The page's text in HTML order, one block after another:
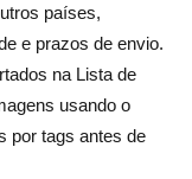
países,
e prazos de envio.
na Lista de
usando o
por tags antes de